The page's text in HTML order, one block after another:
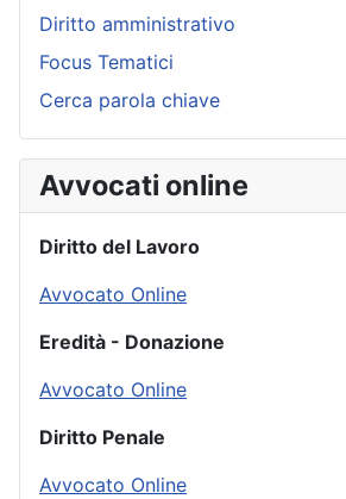
Diritto amministrativo
Focus Tematici
Cerca parola chiave
Avvocati online
Diritto del Lavoro
Avvocato Online
Eredità - Donazione
Avvocato Online
Diritto Penale
Avvocato Online